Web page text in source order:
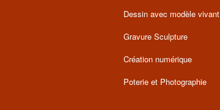
Dessin avec modèle vivant
Gravure Sculpture
Création numérique
Poterie et Photographie